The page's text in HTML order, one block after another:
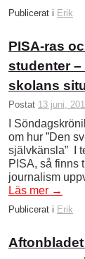
Publicerat i Erik
PISA-ras
studenter –
skolans
Postat 13 juni,
I
om hur ”Den
självkänsla” I
PISA, så finns
journalism
Läs mer →
Publicerat i Erik